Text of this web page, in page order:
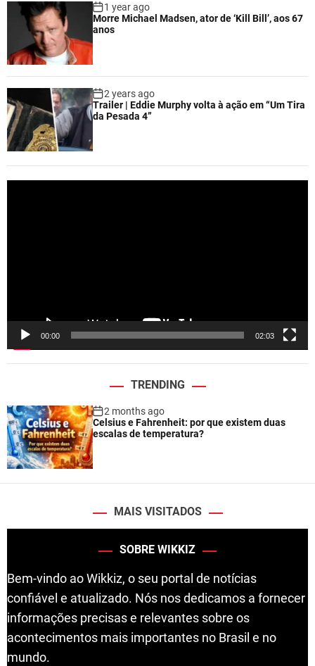
1 year ago
Morre Michael Madsen, ator de ‘Kill Bill’, aos 67
anos
2 years ago
Trailer | Eddie Murphy volta à ação em “Um Tira
da Pesada 4”
00:00 02:03
TRENDING
2 months ago
Celsius e Fahrenheit: por que existem duas
escalas de temperatura?
MAIS VISITADOS
SOBRE WIKKIZ
Bem-vindo ao Wikkiz, o seu portal de notícias
confiável e atualizado. Nós nos dedicamos a fornecer
informações precisas e relevantes sobre os
acontecimentos mais importantes no Brasil e no
mundo.